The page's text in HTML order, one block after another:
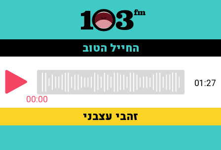
החייל הטוב
00:00
01:27
זהבי עצבני